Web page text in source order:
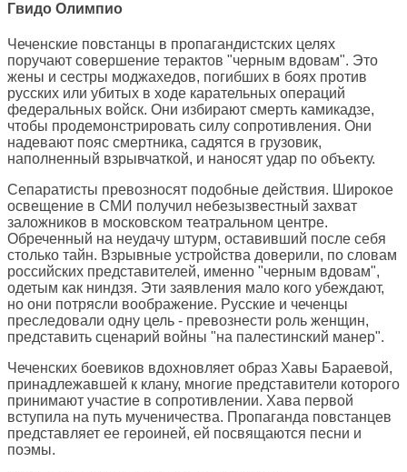
Гвидо Олимпио
Чеченские повстанцы в пропагандистских целях
поручают совершение терактов "черным вдовам". Это
жены и сестры моджахедов, погибших в боях против
русских или убитых в ходе карательных операций
федеральных войск. Они избирают смерть камикадзе,
чтобы продемонстрировать силу сопротивления. Они
надевают пояс смертника, садятся в грузовик,
наполненный взрывчаткой, и наносят удар по объекту.
Сепаратисты превозносят подобные действия. Широкое
освещение в СМИ получил небезызвестный захват
заложников в московском театральном центре.
Обреченный на неудачу штурм, оставивший после себя
столько тайн. Взрывные устройства доверили, по словам
российских представителей, именно "черным вдовам",
одетым как ниндзя. Эти заявления мало кого убеждают,
но они потрясли воображение. Русские и чеченцы
преследовали одну цель - превознести роль женщин,
представить сценарий войны "на палестинский манер".
Чеченских боевиков вдохновляет образ Хавы Бараевой,
принадлежавшей к клану, многие представители которого
принимают участие в сопротивлении. Хава первой
вступила на путь мученичества. Пропаганда повстанцев
представляет ее героиней, ей посвящаются песни и
поэмы.